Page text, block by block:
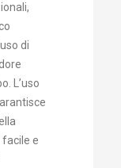
di
L’uso
e